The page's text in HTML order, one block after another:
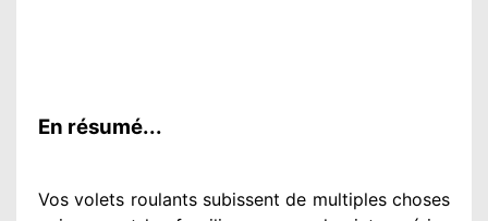
En résumé...
Vos volets roulants subissent de multipleschoses